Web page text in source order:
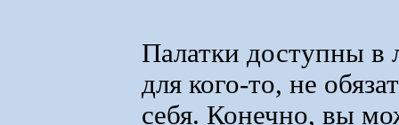
Палатки доступны
для кого-то, не
себя. Конечно, вы